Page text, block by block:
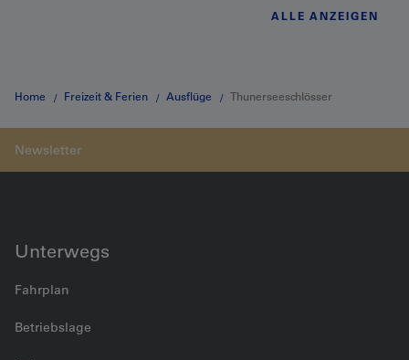
ALLE ANZEIGEN
Home Freizeit & Ferien Ausflüge Thunerseeschlösser
Unterwegs
Fahrplan
Betriebslage